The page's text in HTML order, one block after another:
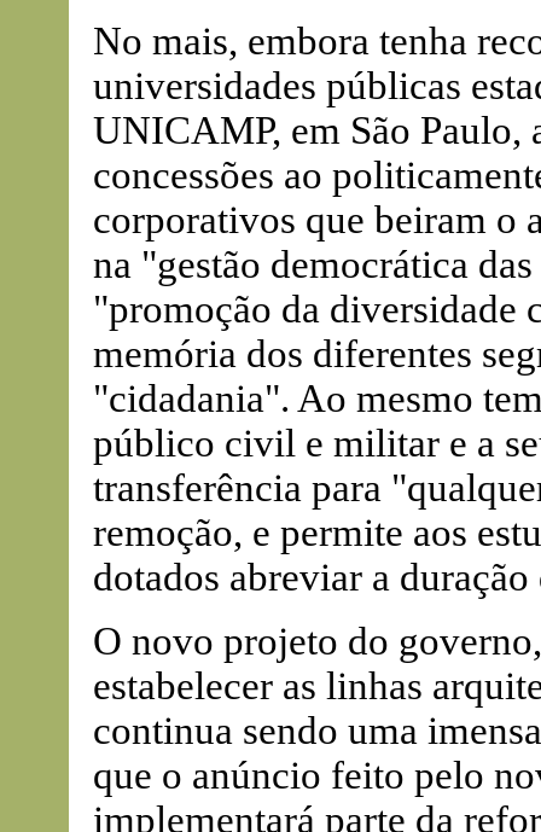
No mais, embora tenha
universidades públicas
UNICAMP, em São Paulo,
concessões ao
corporativos que beiram o
na "gestão democrática
"promoção da diversidade
memória dos diferentes
"cidadania". Ao mesmo
público civil e militar e a
transferência para
remoção, e permite aos
dotados abreviar a duração
O novo projeto do
estabelecer as linhas
continua sendo uma
que o anúncio feito pelo
implementará parte da